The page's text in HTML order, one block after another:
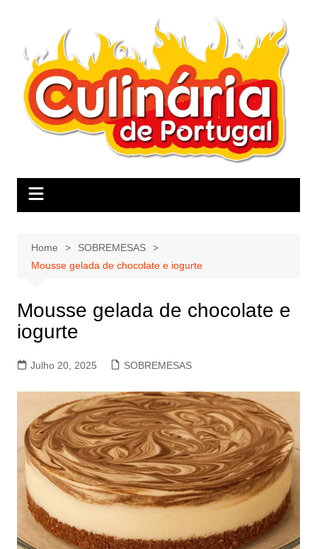
Home
SOBREMESAS
Mousse gelada de chocolate e iogurte
Mousse gelada de chocolate e
iogurte
Julho 20, 2025 SOBREMESAS